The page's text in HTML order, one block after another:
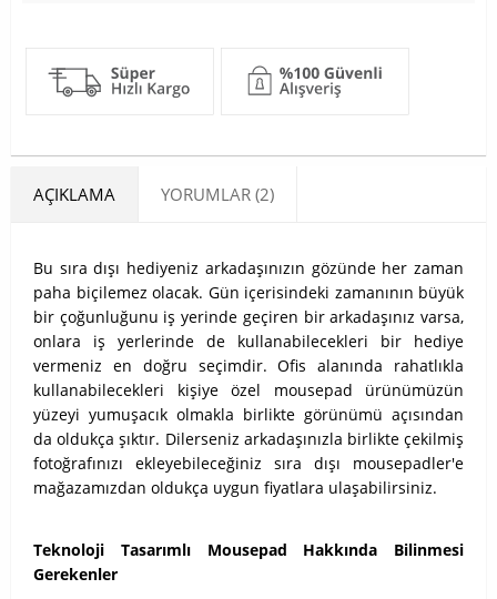
AÇIKLAMA YORUMLAR (2)
Bu sıra dışı hediyeniz arkadaşınızın gözünde her zaman
paha biçilemez olacak. Gün içerisindeki zamanının büyük
bir çoğunluğunu iş yerinde geçiren bir arkadaşınız varsa,
onlara iş yerlerinde de kullanabilecekleri bir hediye
vermeniz en doğru seçimdir. Ofis alanında rahatlıkla
kullanabilecekleri kişiye özel mousepad ürünümüzün
yüzeyi yumuşacık olmakla birlikte görünümü açısından
da oldukça şıktır. Dilerseniz arkadaşınızla birlikte çekilmiş
fotoğrafınızı ekleyebileceğiniz sıra dışı mousepadler'e
mağazamızdan oldukça uygun fiyatlara ulaşabilirsiniz.
Teknoloji Tasarımlı Mousepad Hakkında Bilinmesi
Gerekenler